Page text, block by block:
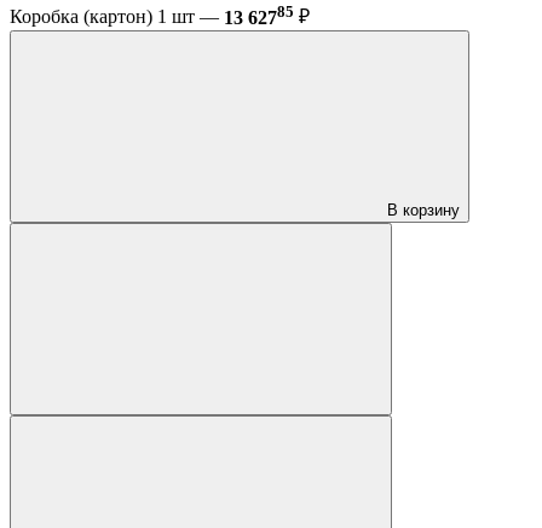
Коробка (картон) 1 шт — 13 62785 ₽
В корзину